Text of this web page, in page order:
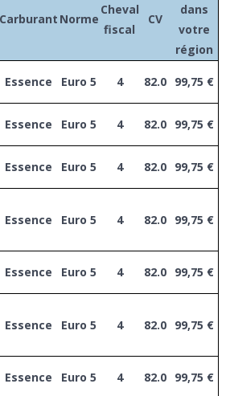
Carburant Norme
Cheval
fiscal
CV
dans
votre
région
Essence Euro 5 4 82.0 99,75 €
Essence Euro 5 4 82.0 99,75 €
Essence Euro 5 4 82.0 99,75 €
Essence Euro 5 4 82.0 99,75 €
Essence Euro 5 4 82.0 99,75 €
Essence Euro 5 4 82.0 99,75 €
Essence Euro 5 4 82.0 99,75 €